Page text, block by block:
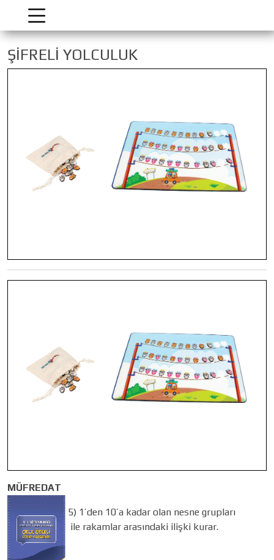
ŞİFRELİ YOLCULUK
MÜFREDAT
5) 1’den 10’a kadar olan nesne grupları
ile rakamlar arasındaki ilişki kurar.